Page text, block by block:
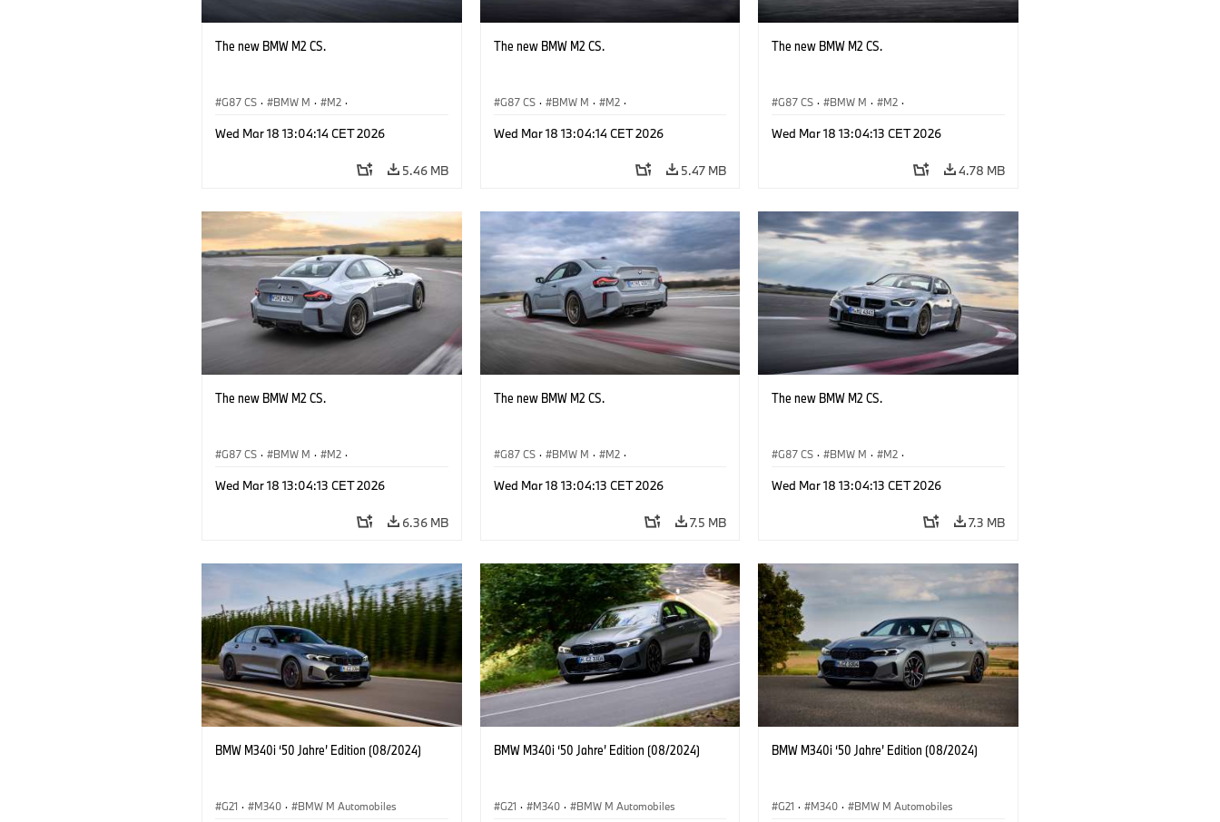
The new BMW M2 CS.
G87 CS · BMW M · M2 ·
Wed Mar 18 13:04:14 CET 2026
5.46 MB
The new BMW M2 CS.
G87 CS · BMW M · M2 ·
Wed Mar 18 13:04:14 CET 2026
5.47 MB
The new BMW M2 CS.
G87 CS · BMW M · M2 ·
Wed Mar 18 13:04:13 CET 2026
4.78 MB
The new BMW M2 CS.
G87 CS · BMW M · M2 ·
Wed Mar 18 13:04:13 CET 2026
6.36 MB
The new BMW M2 CS.
G87 CS · BMW M · M2 ·
Wed Mar 18 13:04:13 CET 2026
7.5 MB
The new BMW M2 CS.
G87 CS · BMW M · M2 ·
Wed Mar 18 13:04:13 CET 2026
7.3 MB
BMW M340i ‘50 Jahre’ Edition (08/2024)
G21 · M340 · BMW M Automobiles
BMW M340i ‘50 Jahre’ Edition (08/2024)
G21 · M340 · BMW M Automobiles
BMW M340i ‘50 Jahre’ Edition (08/2024)
G21 · M340 · BMW M Automobiles